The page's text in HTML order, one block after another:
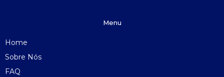
Menu
Home
Sobre Nós
FAQ